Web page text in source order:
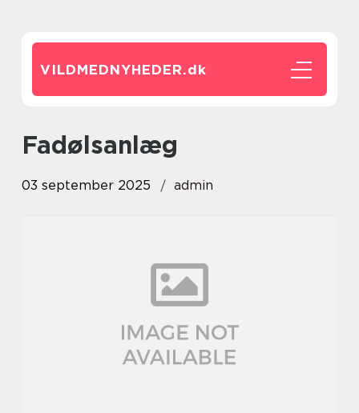
VILDMEDNYHEDER.dk
fadølsanlæg
03 september 2025 admin